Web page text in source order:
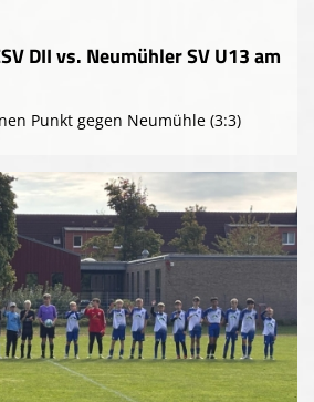
DII vs. Neumühler SV U13 am
Punkt gegen Neumühle (3:3)